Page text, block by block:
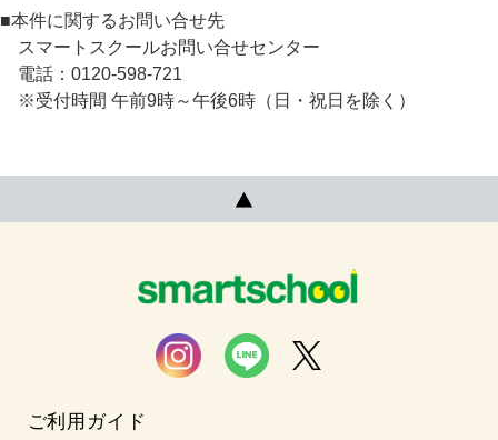
■本件に関するお問い合せ先
スマートスクールお問い合せセンター
電話：0120-598-721
※受付時間 午前9時～午後6時（日・祝日を除く）
ご利用ガイド